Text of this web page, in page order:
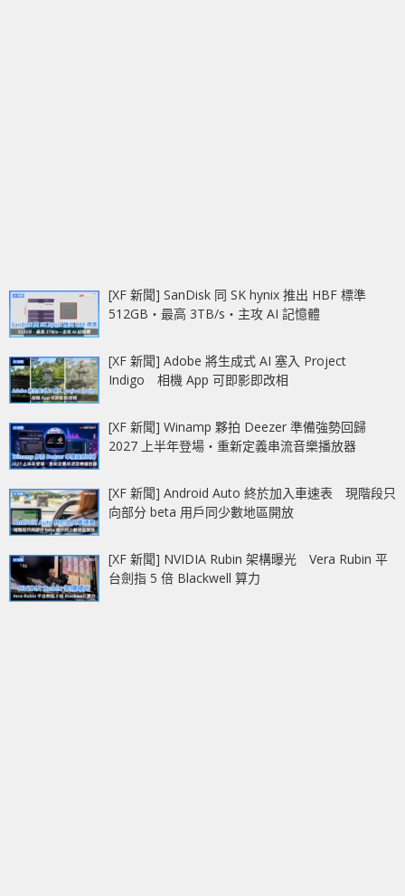
[XF 新聞] SanDisk 同 SK hynix 推出 HBF 標準
512GB‧最高 3TB/s‧主攻 AI 記憶體
[XF 新聞] Adobe 將生成式 AI 塞入 Project
Indigo 相機 App 可即影即改相
[XF 新聞] Winamp 夥拍 Deezer 準備強勢回歸
2027 上半年登場‧重新定義串流音樂播放器
[XF 新聞] Android Auto 終於加入車速表 現階段只
向部分 beta 用戶同少數地區開放
[XF 新聞] NVIDIA Rubin 架構曝光 Vera Rubin 平
台劍指 5 倍 Blackwell 算力